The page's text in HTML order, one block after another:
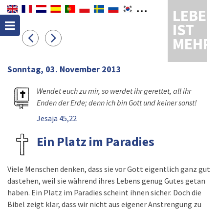
LEBEN
IST
MEHR
Sonntag, 03. November 2013
Wendet euch zu mir, so werdet ihr gerettet, all ihr
Enden der Erde; denn ich bin Gott und keiner sonst!
Jesaja 45,22
Ein Platz im Paradies
Viele Menschen denken, dass sie vor Gott eigentlich ganz gut
dastehen, weil sie während ihres Lebens genug Gutes getan
haben. Ein Platz im Paradies scheint ihnen sicher. Doch die
Bibel zeigt klar, dass wir nicht aus eigener Anstrengung zu